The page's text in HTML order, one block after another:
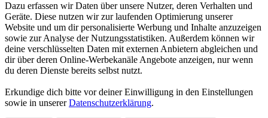
Dazu erfassen wir Daten über unsere Nutzer, deren Verhalten und
Geräte. Diese nutzen wir zur laufenden Optimierung unserer
Website und um dir personalisierte Werbung und Inhalte anzuzeigen
sowie zur Analyse der Nutzungsstatistiken. Außerdem können wir
deine verschlüsselten Daten mit externen Anbietern abgleichen und
dir über deren Online-Werbekanäle Angebote anzeigen, nur wenn
du deren Dienste bereits selbst nutzt.
Erkundige dich bitte vor deiner Einwilligung in den Einstellungen
sowie in unsererDatenschutzerklärung.